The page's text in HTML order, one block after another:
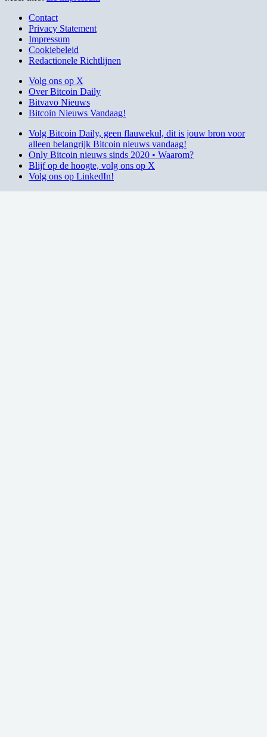
Contact
Privacy Statement
Impressum
Cookiebeleid
Redactionele Richtlijnen
Volg ons op X
Over Bitcoin Daily
Bitvavo Nieuws
Bitcoin Nieuws Vandaag!
Volg Bitcoin Daily, geen flauwekul, dit is jouw bron voor
alleen belangrijk Bitcoin nieuws vandaag!
Only Bitcoin nieuws sinds 2020 • Waarom?
Blijf op de hoogte, volg ons op X
Volg ons op LinkedIn!